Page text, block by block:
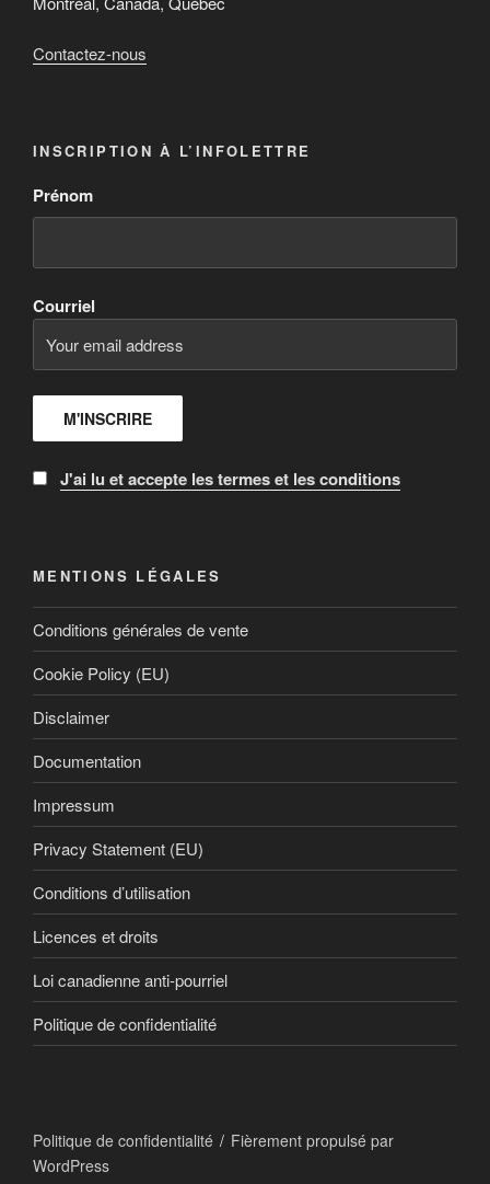
Contactez-nous
INSCRIPTION À L’INFOLETTRE
Prénom
Courriel
J'ai lu et accepte les termes et les conditions
MENTIONS LÉGALES
Conditions générales de vente
Cookie Policy (EU)
Disclaimer
Documentation
Impressum
Privacy Statement (EU)
Conditions d’utilisation
Licences et droits
Loi canadienne anti-pourriel
Politique de confidentialité
Politique de confidentialité
Fièrement propulsé par
WordPress